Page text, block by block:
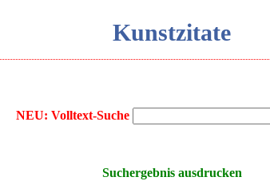
Kunstzitate
NEU: Volltext-Suche
Suchergebnis ausdrucken